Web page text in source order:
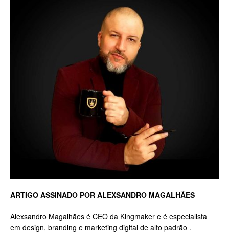
na
Rua
Haddock
Jardins
ARTIGO ASSINADO POR ALEXSANDRO MAGALHÃES
Alexsandro Magalhães é CEO da Kingmaker e é especialista
em design, branding e marketing digital de alto padrão .